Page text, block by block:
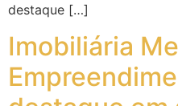
destaque […]
Imobiliária